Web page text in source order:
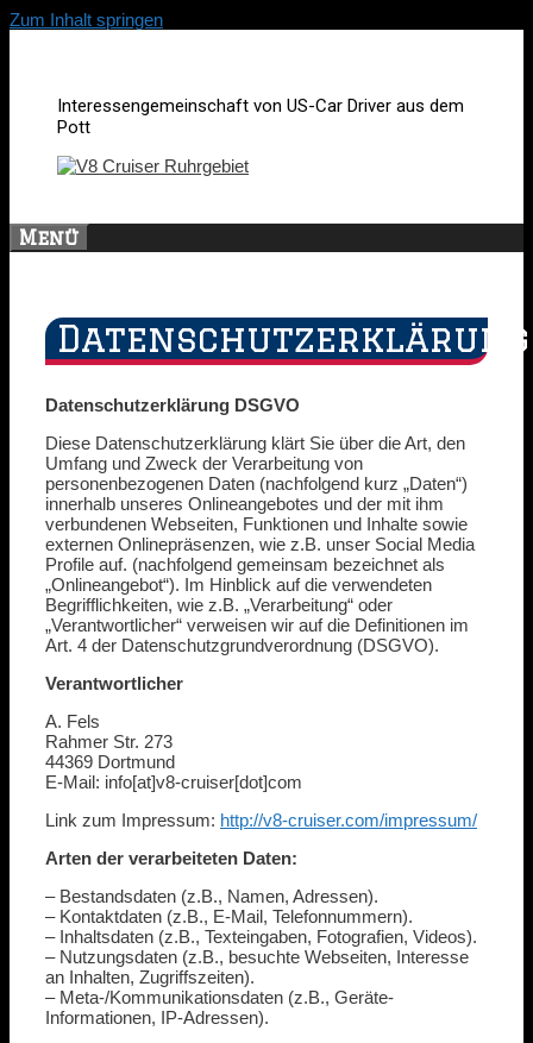
Zum Inhalt springen
Interessengemeinschaft von US-Car Driver aus dem
Pott
Menü
Datenschutzerklärung
Datenschutzerklärung DSGVO
Diese Datenschutzerklärung klärt Sie über die Art, den
Umfang und Zweck der Verarbeitung von
personenbezogenen Daten (nachfolgend kurz „Daten“)
innerhalb unseres Onlineangebotes und der mit ihm
verbundenen Webseiten, Funktionen und Inhalte sowie
externen Onlinepräsenzen, wie z.B. unser Social Media
Profile auf. (nachfolgend gemeinsam bezeichnet als
„Onlineangebot“). Im Hinblick auf die verwendeten
Begrifflichkeiten, wie z.B. „Verarbeitung“ oder
„Verantwortlicher“ verweisen wir auf die Definitionen im
Art. 4 der Datenschutzgrundverordnung (DSGVO).
Verantwortlicher
A. Fels
Rahmer Str. 273
44369 Dortmund
E-Mail: info[at]v8-cruiser[dot]com
Link zum Impressum: http://v8-cruiser.com/impressum/
Arten der verarbeiteten Daten:
– Bestandsdaten (z.B., Namen, Adressen).
– Kontaktdaten (z.B., E-Mail, Telefonnummern).
– Inhaltsdaten (z.B., Texteingaben, Fotografien, Videos).
– Nutzungsdaten (z.B., besuchte Webseiten, Interesse
an Inhalten, Zugriffszeiten).
– Meta-/Kommunikationsdaten (z.B., Geräte-
Informationen, IP-Adressen).